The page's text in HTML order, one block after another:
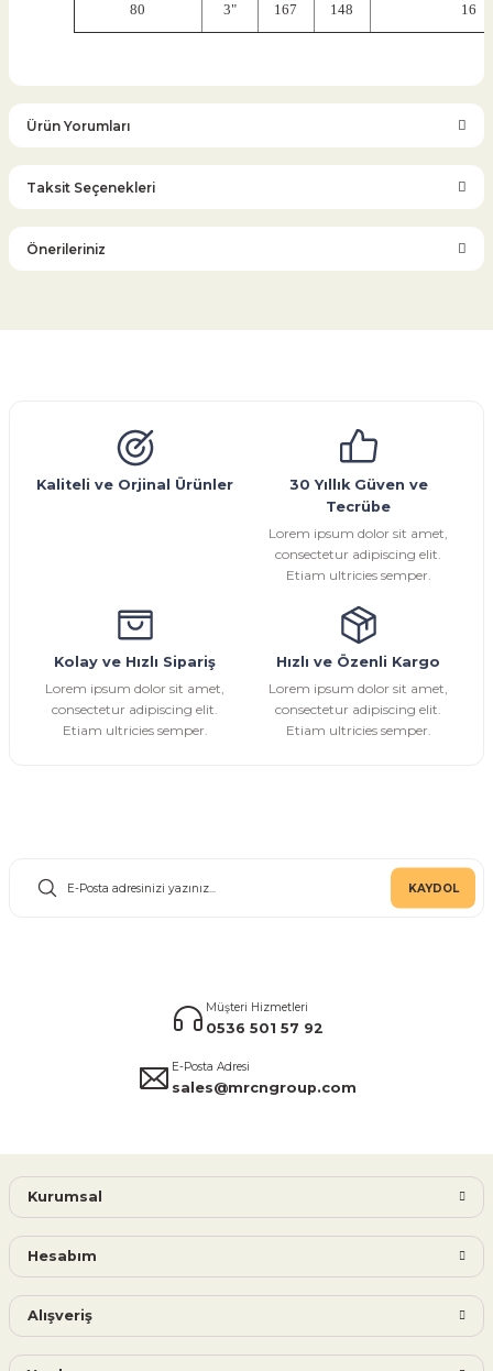
80 3" 167 148 16
Ürün Yorumları
Bu ürüne ilk yorumu siz yapın!
Taksit Seçenekleri
Önerileriniz
Ürün açıklamasında eksik bilgiler bulunuyor.
Ürün bilgilerinde hatalar bulunuyor.
Bu ürüne benzer farklı alternatifler olmalı.
Gönder
Kaliteli ve Orjinal Ürünler
30 Yıllık Güven ve
Tecrübe
Lorem ipsum dolor sit amet,
consectetur adipiscing elit.
Etiam ultricies semper.
Kolay ve Hızlı Sipariş
Lorem ipsum dolor sit amet,
consectetur adipiscing elit.
Etiam ultricies semper.
Hızlı ve Özenli Kargo
Lorem ipsum dolor sit amet,
consectetur adipiscing elit.
Etiam ultricies semper.
KAYDOL
Müşteri Hizmetleri
0536 501 57 92
E-Posta Adresi
sales@mrcngroup.com
Kurumsal
Hesabım
Alışveriş